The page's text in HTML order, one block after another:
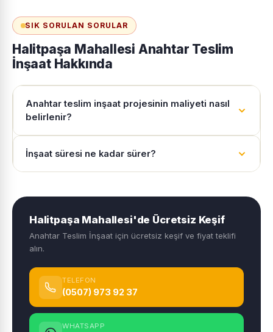
SIK SORULAN SORULAR
Halitpaşa Mahallesi Anahtar Teslim
İnşaat Hakkında
Anahtar teslim inşaat projesinin maliyeti nasıl
belirlenir?
İnşaat süresi ne kadar sürer?
Halitpaşa Mahallesi'de Ücretsiz Keşif
Anahtar Teslim İnşaat için ücretsiz keşif ve fiyat teklifi
alın.
TELEFON
(0507) 973 92 37
WHATSAPP